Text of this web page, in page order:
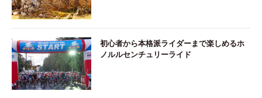
初心者から本格派ライダーまで楽しめるホ
ノルルセンチュリーライド